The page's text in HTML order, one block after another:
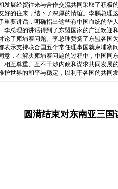
展经贸往来与合作交流共同采取了积
好的往来，结下了深厚的情谊。李鹏总
要讲话，明确指出这些有中国血统的
总理的讲话得到了东盟国家的广泛欢迎和
了柬埔寨问题。李总理赞扬了东盟各
示支持联合国五个常任理事国就柬埔
，在解决柬埔寨问题的过程中，中国
互尊重、互不干涉内政和谋求共同发
世界的和平与稳定，以利于各国的共同发
圆满结束对东南亚三